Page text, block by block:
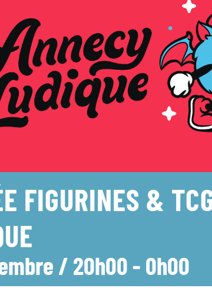
FIGURINES &
/ 20h00 - 0h00